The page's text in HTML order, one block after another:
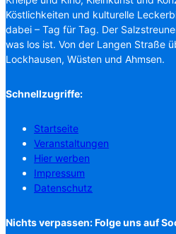
Köstlichkeiten und kulturelle
dabei – Tag für Tag. Der
was los ist. Von der Langen Straße
Lockhausen, Wüsten und Ahmsen.
Schnellzugriffe:
Startseite
Veranstaltungen
Hier werben
Impressum
Datenschutz
Nichts verpassen: Folge uns auf